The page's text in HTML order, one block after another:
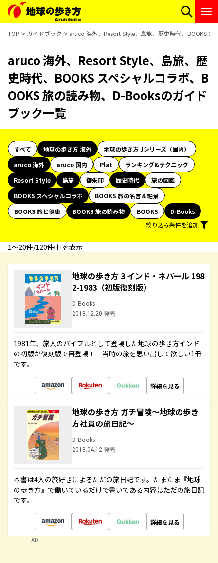
TOP ガイドブック aruco 海外、Resort Style、島旅、歴史時代、BOOKS
aruco 海外、Resort Style、島旅、歴
史時代、BOOKS スペシャルコラボ、B
OOKS 旅の読み物、D-Booksのガイド
ブック一覧
すべて 地球の歩き方 海外
地球の歩き方 Jシリーズ（国内）
aruco 海外
aruco 国内 Plat
ランキング&テクニック
Resort Style
島旅 御朱印 歴史時代
旅の図鑑
BOOKS スペシャルコラボ
BOOKS 旅の名言＆絶景
BOOKS 旅と健康
BOOKS 旅の読み物 BOOKS
D-Books
絞り込み条件を追加
1〜20件/120件中 を表示
地球の歩き方 3 インド・ネパール 198
2-1983（初版復刻版）
D-Books
2018.12.20 発売
1981年、旅人のバイブルとして登場した地球の歩き方インド
の初版が復刻版で再登場！ 当時の旅を思い出して欲しい1冊
です。
詳細を見る
地球の歩き方 ガチ冒険～地球の歩き
方社員の旅日記～
D-Books
2018.04.12 発売
本書は4人の旅好きによるただの旅日記です。たまたま『地球
の歩き方』で働いているだけで書いてある内容はただの旅日記
です。
詳細を見る
AD